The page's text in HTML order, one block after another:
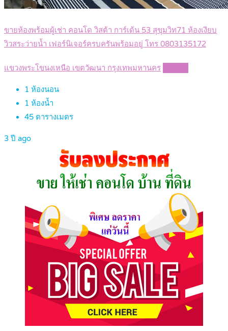
ขายห้องพร้อมผู้เช่า คอนโด วิสต้า การ์เด้น 53 สุขุมวิท71 ห้องเงียบ
วิวสระว่ายน้ำ เฟอร์นิเจอร์ครบครันพร้อมอยู่ โทร 0803135172
แขวงพระโขนงเหนือ เขตวัฒนา กรุงเทพมหานคร
1 ห้องนอน
1 ห้องน้ำ
45 ตารางเมตร
3 ปี ago